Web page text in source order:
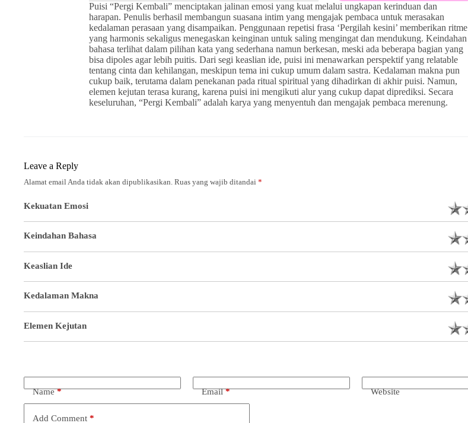
Puisi “Pergi Kembali” menciptakan jalinan emosi yang kuat melalui ungkapan kerinduan dan
harapan. Penulis berhasil membangun suasana intim yang mengajak pembaca untuk merasakan
kedalaman perasaan yang disampaikan. Penggunaan repetisi frasa ‘Pergilah kesini’ memberikan ritme
yang harmonis sekaligus menegaskan keinginan untuk saling mengingat dan mendukung. Keindahan
bahasa terlihat dalam pilihan kata yang sederhana namun berkesan, meski ada beberapa bagian yang
bisa dipoles agar lebih puitis. Dari segi keaslian ide, puisi ini menawarkan perspektif yang relatable
tentang cinta dan kehilangan, meskipun tema ini cukup umum dalam sastra. Kedalaman makna pun
cukup baik, terutama dalam penekanan pada ritual spiritual yang dihadirkan di akhir puisi. Namun,
elemen kejutan terasa kurang, karena puisi ini mengikuti alur yang cukup dapat diprediksi. Secara
keseluruhan, “Pergi Kembali” adalah karya yang menyentuh dan mengajak pembaca merenung.
Leave a Reply
Alamat email Anda tidak akan dipublikasikan. Ruas yang wajib ditandai *
Kekuatan Emosi
Keindahan Bahasa
Keaslian Ide
Kedalaman Makna
Elemen Kejutan
Name* Email* Website
Add Comment *